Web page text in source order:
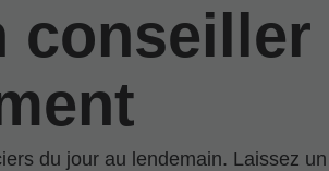
conseiller
du jour au lendemain. Laissez